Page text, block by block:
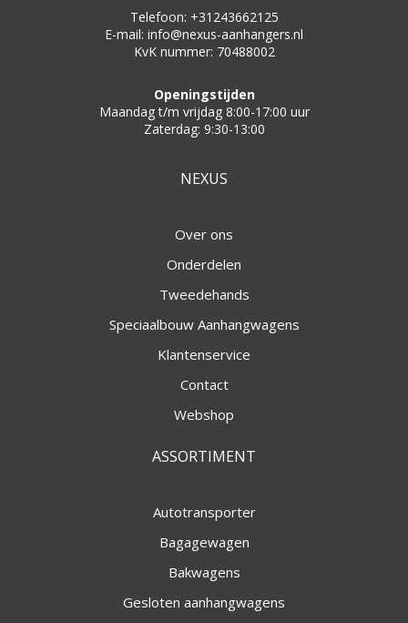
Telefoon: +31243662125
E-mail: info@nexus-aanhangers.nl
KvK nummer: 70488002
Openingstijden
Maandag t/m vrijdag 8:00-17:00 uur
Zaterdag: 9:30-13:00
NEXUS
Over ons
Onderdelen
Tweedehands
Speciaalbouw Aanhangwagens
Klantenservice
Contact
Webshop
ASSORTIMENT
Autotransporter
Bagagewagen
Bakwagens
Gesloten aanhangwagens